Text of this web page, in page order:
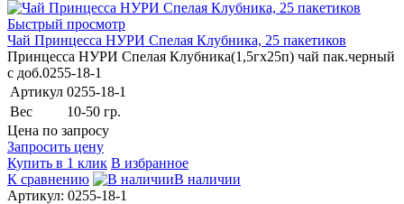
Быстрый просмотр
Чай Принцесса НУРИ Спелая Клубника, 25 пакетиков
Принцесса НУРИ Спелая Клубника(1,5гх25п) чай пак.черный
с доб.0255-18-1
Артикул 0255-18-1
Вес
10-50 гр.
Цена по запросу
Запросить цену
Купить в 1 клик В избранное
К сравнению
В наличии
Артикул: 0255-18-1